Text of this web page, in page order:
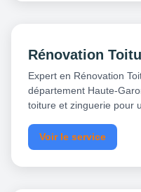
Rénovation
Expert en Rénovation
département Haute-
toiture et zinguerie pour
Voir le service